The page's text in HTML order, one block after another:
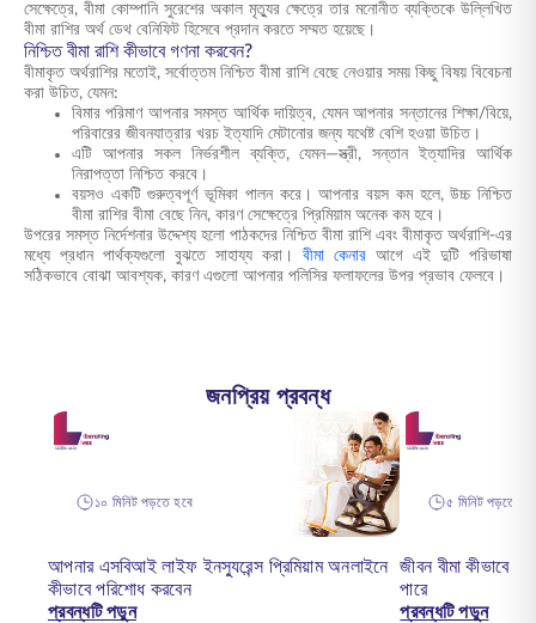
সেক্ষেত্রে, বীমা কোম্পানি সুরেশের অকাল মৃত্যুর ক্ষেত্রে তার মনোনীত ব্যক্তিকে উল্লিখিত
বীমা রাশির অর্থ ডেথ বেনিফিট হিসেবে প্রদান করতে সম্মত হয়েছে।
নিশ্চিত বীমা রাশি কীভাবে গণনা করবেন?
বীমাকৃত অর্থরাশির মতোই, সর্বোত্তম নিশ্চিত বীমা রাশি বেছে নেওয়ার সময় কিছু বিষয় বিবেচনা
করা উচিত, যেমন:
বিমার পরিমাণ আপনার সমস্ত আর্থিক দায়িত্ব, যেমন আপনার সন্তানের শিক্ষা/বিয়ে,
পরিবারের জীবনযাত্রার খরচ ইত্যাদি মেটানোর জন্য যথেষ্ট বেশি হওয়া উচিত।
এটি আপনার সকল নির্ভরশীল ব্যক্তি, যেমন—স্ত্রী, সন্তান ইত্যাদির আর্থিক
নিরাপত্তা নিশ্চিত করবে।
বয়সও একটি গুরুত্বপূর্ণ ভূমিকা পালন করে। আপনার বয়স কম হলে, উচ্চ নিশ্চিত
বীমা রাশির বীমা বেছে নিন, কারণ সেক্ষেত্রে প্রিমিয়াম অনেক কম হবে।
উপরের সমস্ত নির্দেশনার উদ্দেশ্য হলো পাঠকদের নিশ্চিত বীমা রাশি এবং বীমাকৃত অর্থরাশি-এর
মধ্যে প্রধান পার্থক্যগুলো বুঝতে সাহায্য করা। বীমা কেনার আগে এই দুটি পরিভাষা
সঠিকভাবে বোঝা আবশ্যক, কারণ এগুলো আপনার পলিসির ফলাফলের উপর প্রভাব ফেলবে।
জনপ্রিয় প্রবন্ধ
১০ মিনিট পড়তে হবে
আপনার এসবিআই লাইফ ইনস্যুরেন্স প্রিমিয়াম অনলাইনে
কীভাবে পরিশোধ করবেন
প্রবন্ধটি পড়ুন
৫ মিনিট পড়তে
জীবন বীমা কীভাবে
পারে
প্রবন্ধটি পড়ুন